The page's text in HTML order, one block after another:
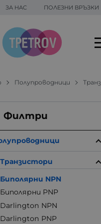
ЗА НАС ПОЛЕЗНИ ВРЪЗКИ
Полупроводници
Филтри
Транзистори
Биполярни NPN
Биполярни PNP
Darlington NPN
Darlington PNP